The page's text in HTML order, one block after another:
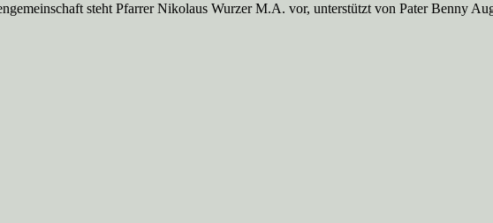
steht Pfarrer Nikolaus Wurzer M.A. vor, unterstützt von Pater Benny